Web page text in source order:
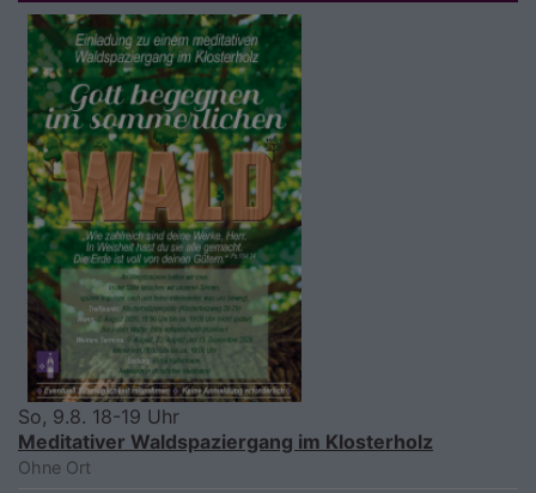
So, 9.8. 18-19 Uhr
Meditativer Waldspaziergang im Klosterholz
Ohne Ort